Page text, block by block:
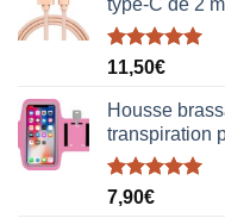
type-C de 2
Note5.00
11,50€
Housse
transpiration
Note5.00
7,90€